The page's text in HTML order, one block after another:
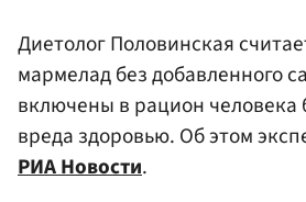
Диетолог Половинская
мармелад без добавленного
включены в рацион человека
вреда здоровью. Об этом
РИА Новости.